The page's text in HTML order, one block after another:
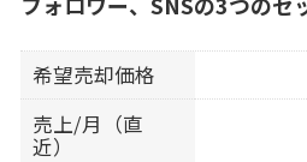
希望売却価格
売上/月（直
近）